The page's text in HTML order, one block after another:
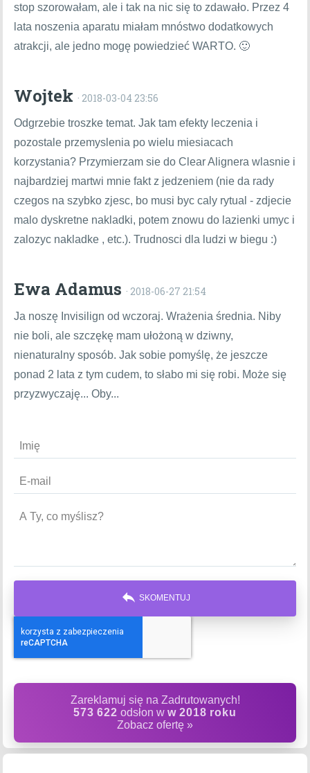
stop szorowałam, ale i tak na nic się to zdawało. Przez 4
lata noszenia aparatu miałam mnóstwo dodatkowych
atrakcji, ale jedno mogę powiedzieć WARTO. 🙂
Wojtek · 2018-03-04 23:56
Odgrzebie troszke temat. Jak tam efekty leczenia i
pozostale przemyslenia po wielu miesiacach
korzystania? Przymierzam sie do Clear Alignera wlasnie i
najbardziej martwi mnie fakt z jedzeniem (nie da rady
czegos na szybko zjesc, bo musi byc caly rytual - zdjecie
malo dyskretne nakladki, potem znowu do lazienki umyc i
zalozyc nakladke , etc.). Trudnosci dla ludzi w biegu :)
Ewa Adamus · 2018-06-27 21:54
Ja noszę Invisilign od wczoraj. Wrażenia średnia. Niby
nie boli, ale szczękę mam ułożoną w dziwny,
nienaturalny sposób. Jak sobie pomyślę, że jeszcze
ponad 2 lata z tym cudem, to słabo mi się robi. Może się
przyzwyczaję... Oby...
reply SKOMENTUJ
Zareklamuj się na Zadrutowanych!
573 622 odsłon w w 2018 roku
Zobacz ofertę »